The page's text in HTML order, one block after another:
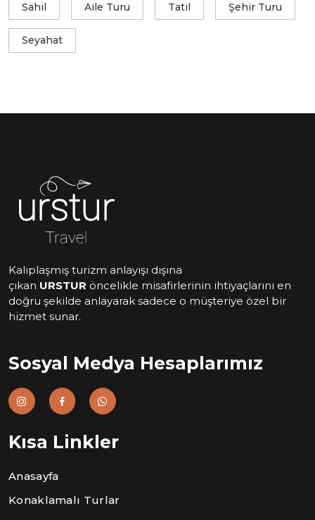
Sahil Aile Turu Tatil Şehir Turu
Seyahat
Kalıplaşmış turizm anlayışı dışına
çıkan URSTUR öncelikle misafirlerinin ihtiyaçlarını en
doğru şekilde anlayarak sadece o müşteriye özel bir
hizmet sunar.
Sosyal Medya Hesaplarımız
Kısa Linkler
Anasayfa
Konaklamalı Turlar